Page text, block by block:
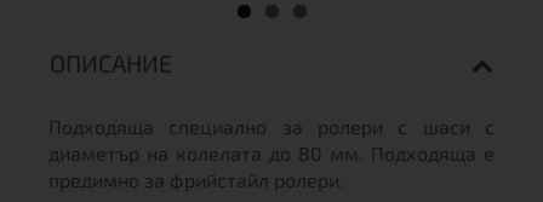
ОПИСАНИЕ
Подходяща специално за ролери с шаси с
диаметър на колелата до 80 мм. Подходяща е
предимно за фрийстайл ролери.